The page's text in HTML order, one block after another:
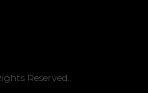
Reserved.